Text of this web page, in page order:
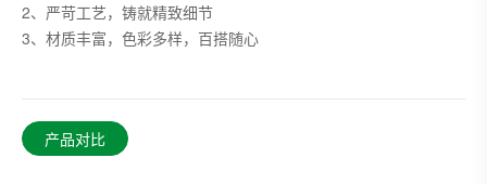
2、严苛工艺，铸就精致细节
3、材质丰富，色彩多样，百搭随心
产品对比